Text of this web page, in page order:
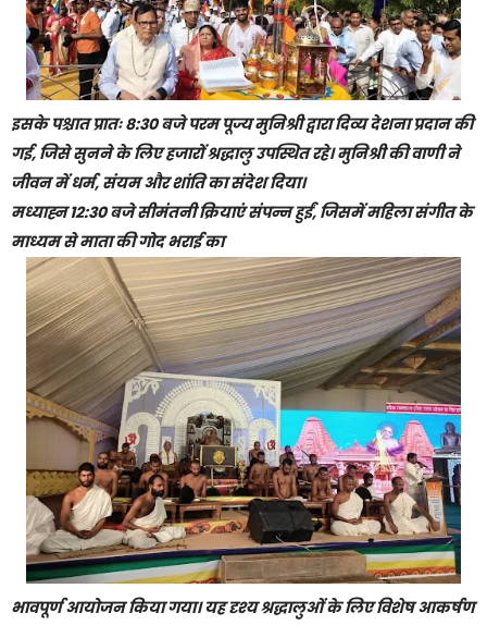
इसके पश्चात प्रातः 8:30 बजे परम पूज्य मुनिश्री द्वारा दिव्य देशना प्रदान की
गई, जिसे सुनने के लिए हजारों श्रद्धालु उपस्थित रहे। मुनिश्री की वाणी ने
जीवन में धर्म, संयम और शांति का संदेश दिया।
मध्याह्न 12:30 बजे सीमंतनी क्रियाएं संपन्न हुईं, जिसमें महिला संगीत के
माध्यम से माता की गोद भराई का
भावपूर्ण आयोजन किया गया। यह दृश्य श्रद्धालुओं के लिए विशेष आकर्षण